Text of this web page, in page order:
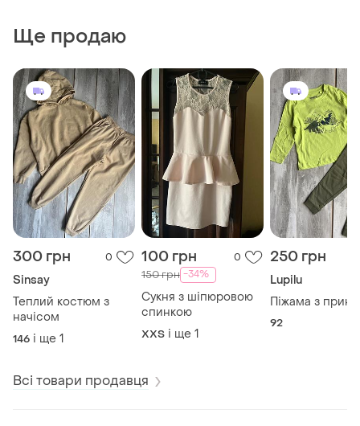
Ще продаю
300 грн 0
Sinsay
Теплий костюм з
начісом
146 і ще 1
100 грн 0
150 грн -34%
Сукня з шіпюровою
спинкою
XХS і ще 1
250 грн
Lupilu
Піжама з
92
Всі товари продавця